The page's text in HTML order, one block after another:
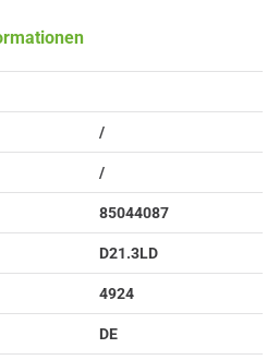
/
/
85044087
D21.3LD
4924
DE